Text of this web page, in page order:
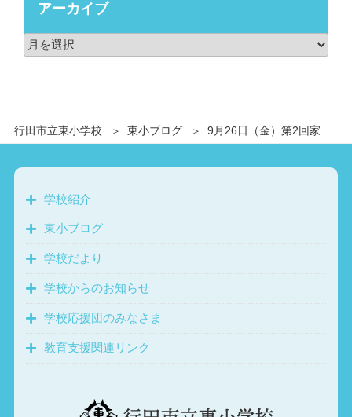
行田市立東小学校 東小ブログ 9月26日（金）第2回家庭教育学級（給食試食会）
アーカイブ
学校紹介
東小ブログ
学校だより
学校からのお知らせ
学校応援団のみなさま
教育支援関連リンク